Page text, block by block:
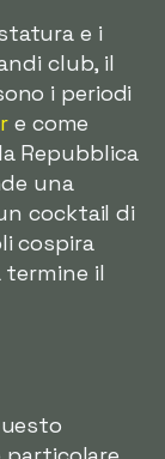
e i
club, il
i periodi
e come
Repubblica
una
cocktail di
cospira
termine il